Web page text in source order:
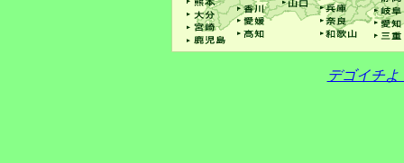
デゴイチよ